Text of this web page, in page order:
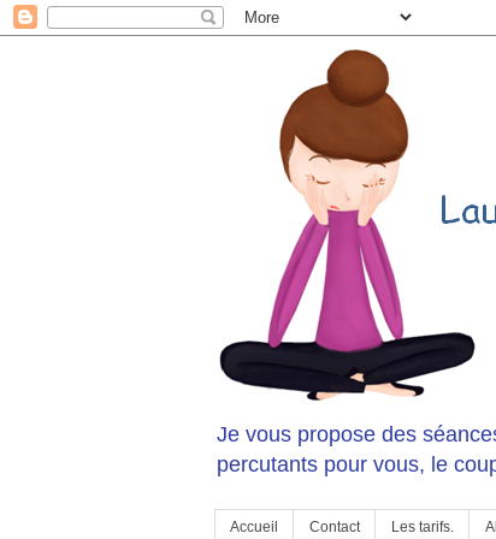
Je vous propose des
percutants pour vous, le
Accueil Contact Les tarifs.